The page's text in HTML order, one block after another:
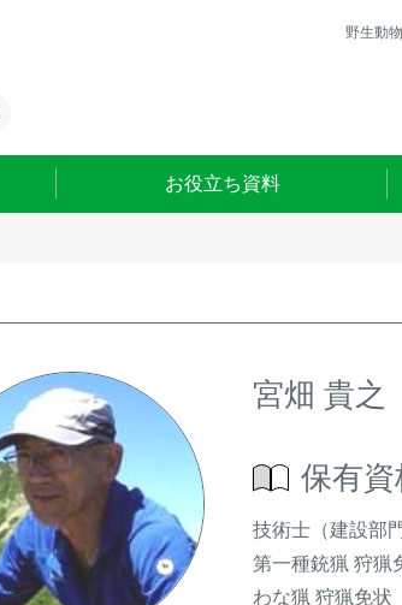
野生動
お役立ち資料
宮畑 貴之
保有資
技術士（建設部
第一種銃猟 狩猟
わな猟 狩猟免状